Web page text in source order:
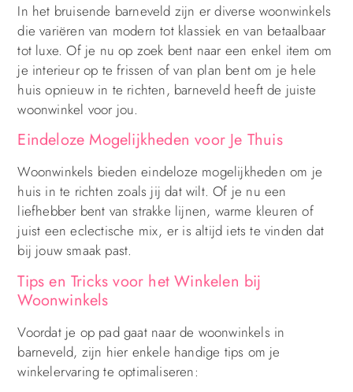
In het bruisende barneveld zijn er diverse woonwinkels
die variëren van modern tot klassiek en van betaalbaar
tot luxe. Of je nu op zoek bent naar een enkel item om
je interieur op te frissen of van plan bent om je hele
huis opnieuw in te richten, barneveld heeft de juiste
woonwinkel voor jou.
Eindeloze Mogelijkheden voor Je Thuis
Woonwinkels bieden eindeloze mogelijkheden om je
huis in te richten zoals jij dat wilt. Of je nu een
liefhebber bent van strakke lijnen, warme kleuren of
juist een eclectische mix, er is altijd iets te vinden dat
bij jouw smaak past.
Tips en Tricks voor het Winkelen bij
Woonwinkels
Voordat je op pad gaat naar de woonwinkels in
barneveld, zijn hier enkele handige tips om je
winkelervaring te optimaliseren: